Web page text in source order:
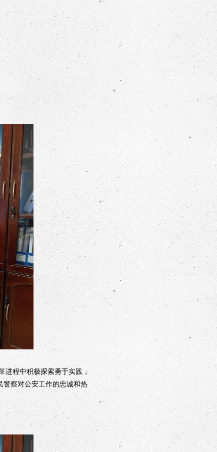
程中积极探索勇于实践，
警察对公安工作的忠诚和热